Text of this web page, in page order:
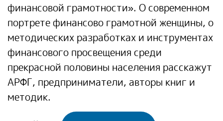
финансовой грамотности». О современном
портрете финансово грамотной женщины, о
методических разработках и инструментах
финансового просвещения среди
прекрасной половины населения расскажут
АРФГ, предприниматели, авторы книг и
методик.